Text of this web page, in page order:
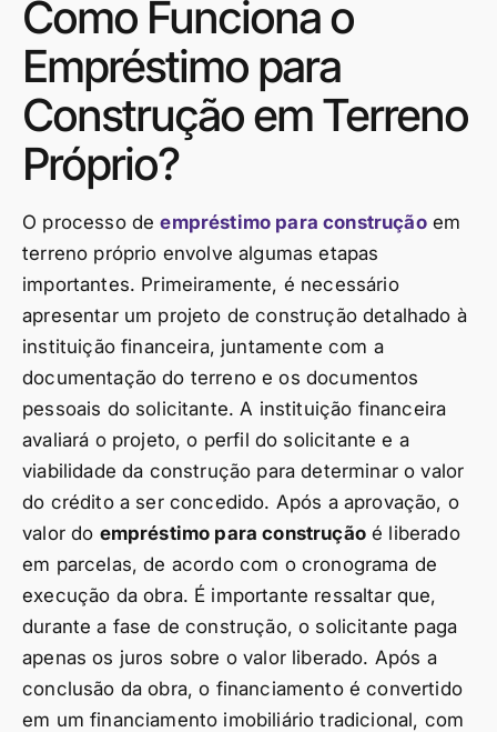
Como Funciona o
Empréstimo para
Construção em Terreno
Próprio?
O processo deempréstimo para construçãoem
terreno próprio envolve algumas etapas
importantes. Primeiramente, é necessário
apresentar um projeto de construção detalhado à
instituição financeira, juntamente com a
documentação do terreno e os documentos
pessoais do solicitante. A instituição financeira
avaliará o projeto, o perfil do solicitante e a
viabilidade da construção para determinar o valor
do crédito a ser concedido. Após a aprovação, o
valor do empréstimo para construçãoé liberado
em parcelas, de acordo com o cronograma de
execução da obra. É importante ressaltar que,
durante a fase de construção, o solicitante paga
apenas os juros sobre o valor liberado. Após a
conclusão da obra, o financiamento é convertido
em um financiamento imobiliário tradicional, com